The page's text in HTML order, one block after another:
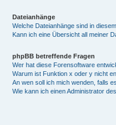
Dateianhänge
Welche Dateianhänge sind in
Kann ich eine Übersicht all meiner
phpBB betreffende Fragen
Wer hat diese Forensoftware
Warum ist Funktion x oder y nicht
An wen soll ich mich wenden, falls
Wie kann ich einen Administrator